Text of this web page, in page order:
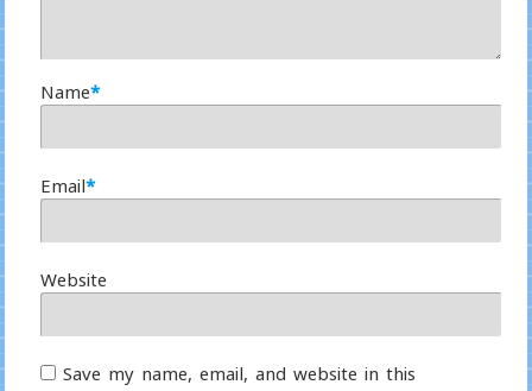
Name*
Email*
Website
Save my name, email, and website in this